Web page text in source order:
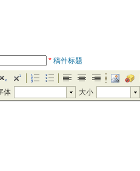
* 稿件标题